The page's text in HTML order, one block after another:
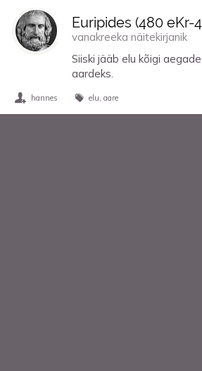
Euripides (480 eKr-
vanakreeka näitekirjanik
Siiski jääb elu kõigi
aardeks.
hannes elu aare